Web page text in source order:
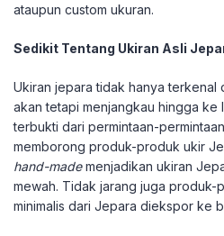
ataupun custom ukuran.
Sedikit Tentang Ukiran Asli
Ukiran jepara tidak hanya terkenal
akan tetapi menjangkau hingga ke
terbukti dari permintaan-
memborong produk-produk ukir
hand-mademenjadikan ukiran
mewah. Tidak jarang juga produk-
minimalis dari Jepara diekspor ke